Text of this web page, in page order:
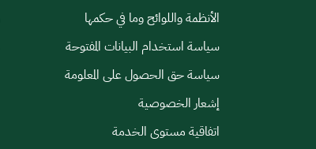
الأنظمة واللوائح وما في حكمها
سياسة استخدام البيانات المفتوحة
سياسة حق الحصول على المعلومة
إشعار الخصوصية
اتفاقية مستوى الخدمة